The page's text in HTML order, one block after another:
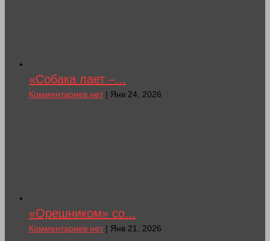
«Собака лает –...
Комментариев нет| Янв 24, 2026
«Орешником» со...
Комментариев нет| Янв 21, 2026